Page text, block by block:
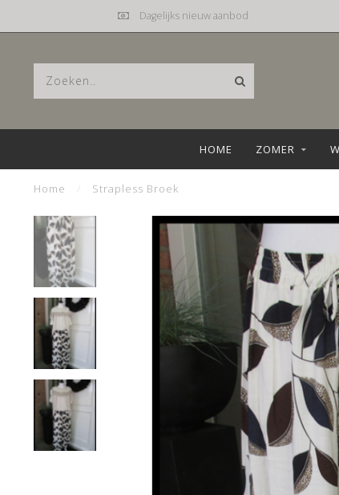
Dagelijks nieuw aanbod
HOME ZOMER
Home Strapless Broek